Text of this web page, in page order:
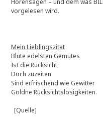
vorgelesen wird.
Mein Lieblingszitat
Blüte edelsten Gemütes
Ist die Rücksicht;
Doch zuzeiten
Sind erfrischend wie Gewitter
Goldne Rücksichtslosigkeiten.
[Quelle]